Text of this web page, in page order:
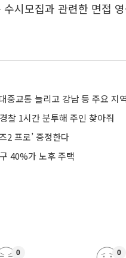
시모집과 관련한 면접
중교통 늘리고 강남 등 주요 지
찰 1시간 분투해 주인 찾아줘
2 프로’ 증정한다
40%가 노후 주택
0 0